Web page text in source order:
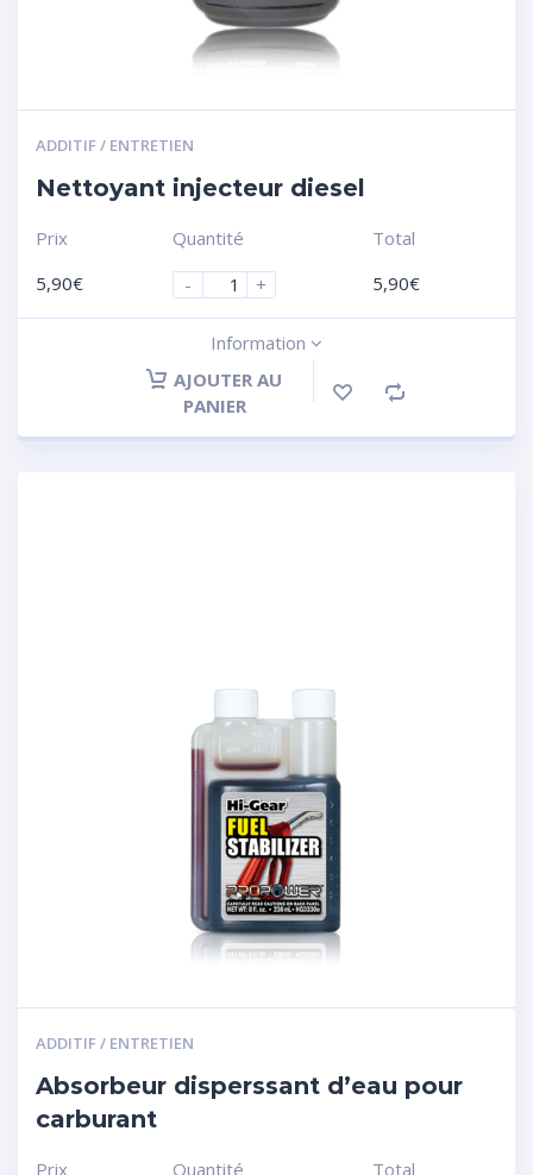
ADDITIF / ENTRETIEN
Nettoyant injecteur diesel
Prix
5,90€
Quantité
-
+
Total
5,90€
Information
AJOUTER AU
PANIER
ADDITIF / ENTRETIEN
Absorbeur disperssant d’eau pour
carburant
Prix Quantité Total